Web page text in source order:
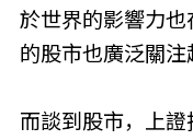
於世界的影響力
的股市也廣泛關注
而談到股市，上